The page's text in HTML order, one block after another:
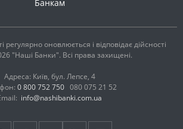
Банкам
регулярно оновлюється і відповідає дійсності
"Наші Банки". Всі права захищені.
Адреса: Київ, бул. Лепсе, 4
0 800 752 750 080 075 21 52
info@nashibanki.com.ua